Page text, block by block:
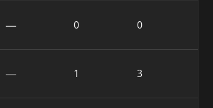
— 0 0
— 1 3